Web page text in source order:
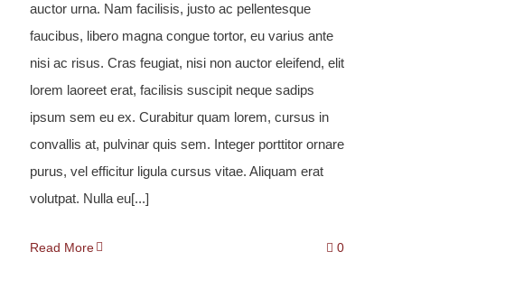
auctor urna. Nam facilisis, justo ac pellentesque
faucibus, libero magna congue tortor, eu varius ante
nisi ac risus. Cras feugiat, nisi non auctor eleifend, elit
lorem laoreet erat, facilisis suscipit neque sadips
ipsum sem eu ex. Curabitur quam lorem, cursus in
convallis at, pulvinar quis sem. Integer porttitor ornare
purus, vel efficitur ligula cursus vitae. Aliquam erat
volutpat. Nulla eu[...]
Read More 0